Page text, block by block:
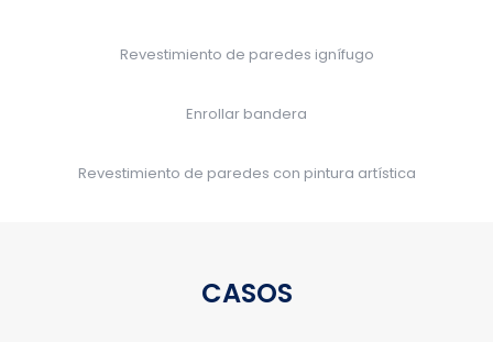
Revestimiento de paredes ignífugo
Enrollar bandera
Revestimiento de paredes con pintura artística
CASOS